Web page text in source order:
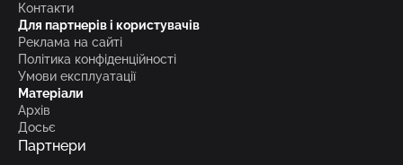
Контакти
Для партнерів і користувачів
Реклама на сайті
Політика конфіденційності
Умови експлуатації
Матеріали
Архів
Досьє
Партнери